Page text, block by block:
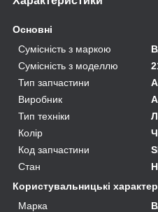
Основні
Сумісність з маркою
Сумісність з моделлю
Тип запчастини
Виробник
Тип техніки
Колір
Код запчастини
Стан
Користувальницькі
Марка